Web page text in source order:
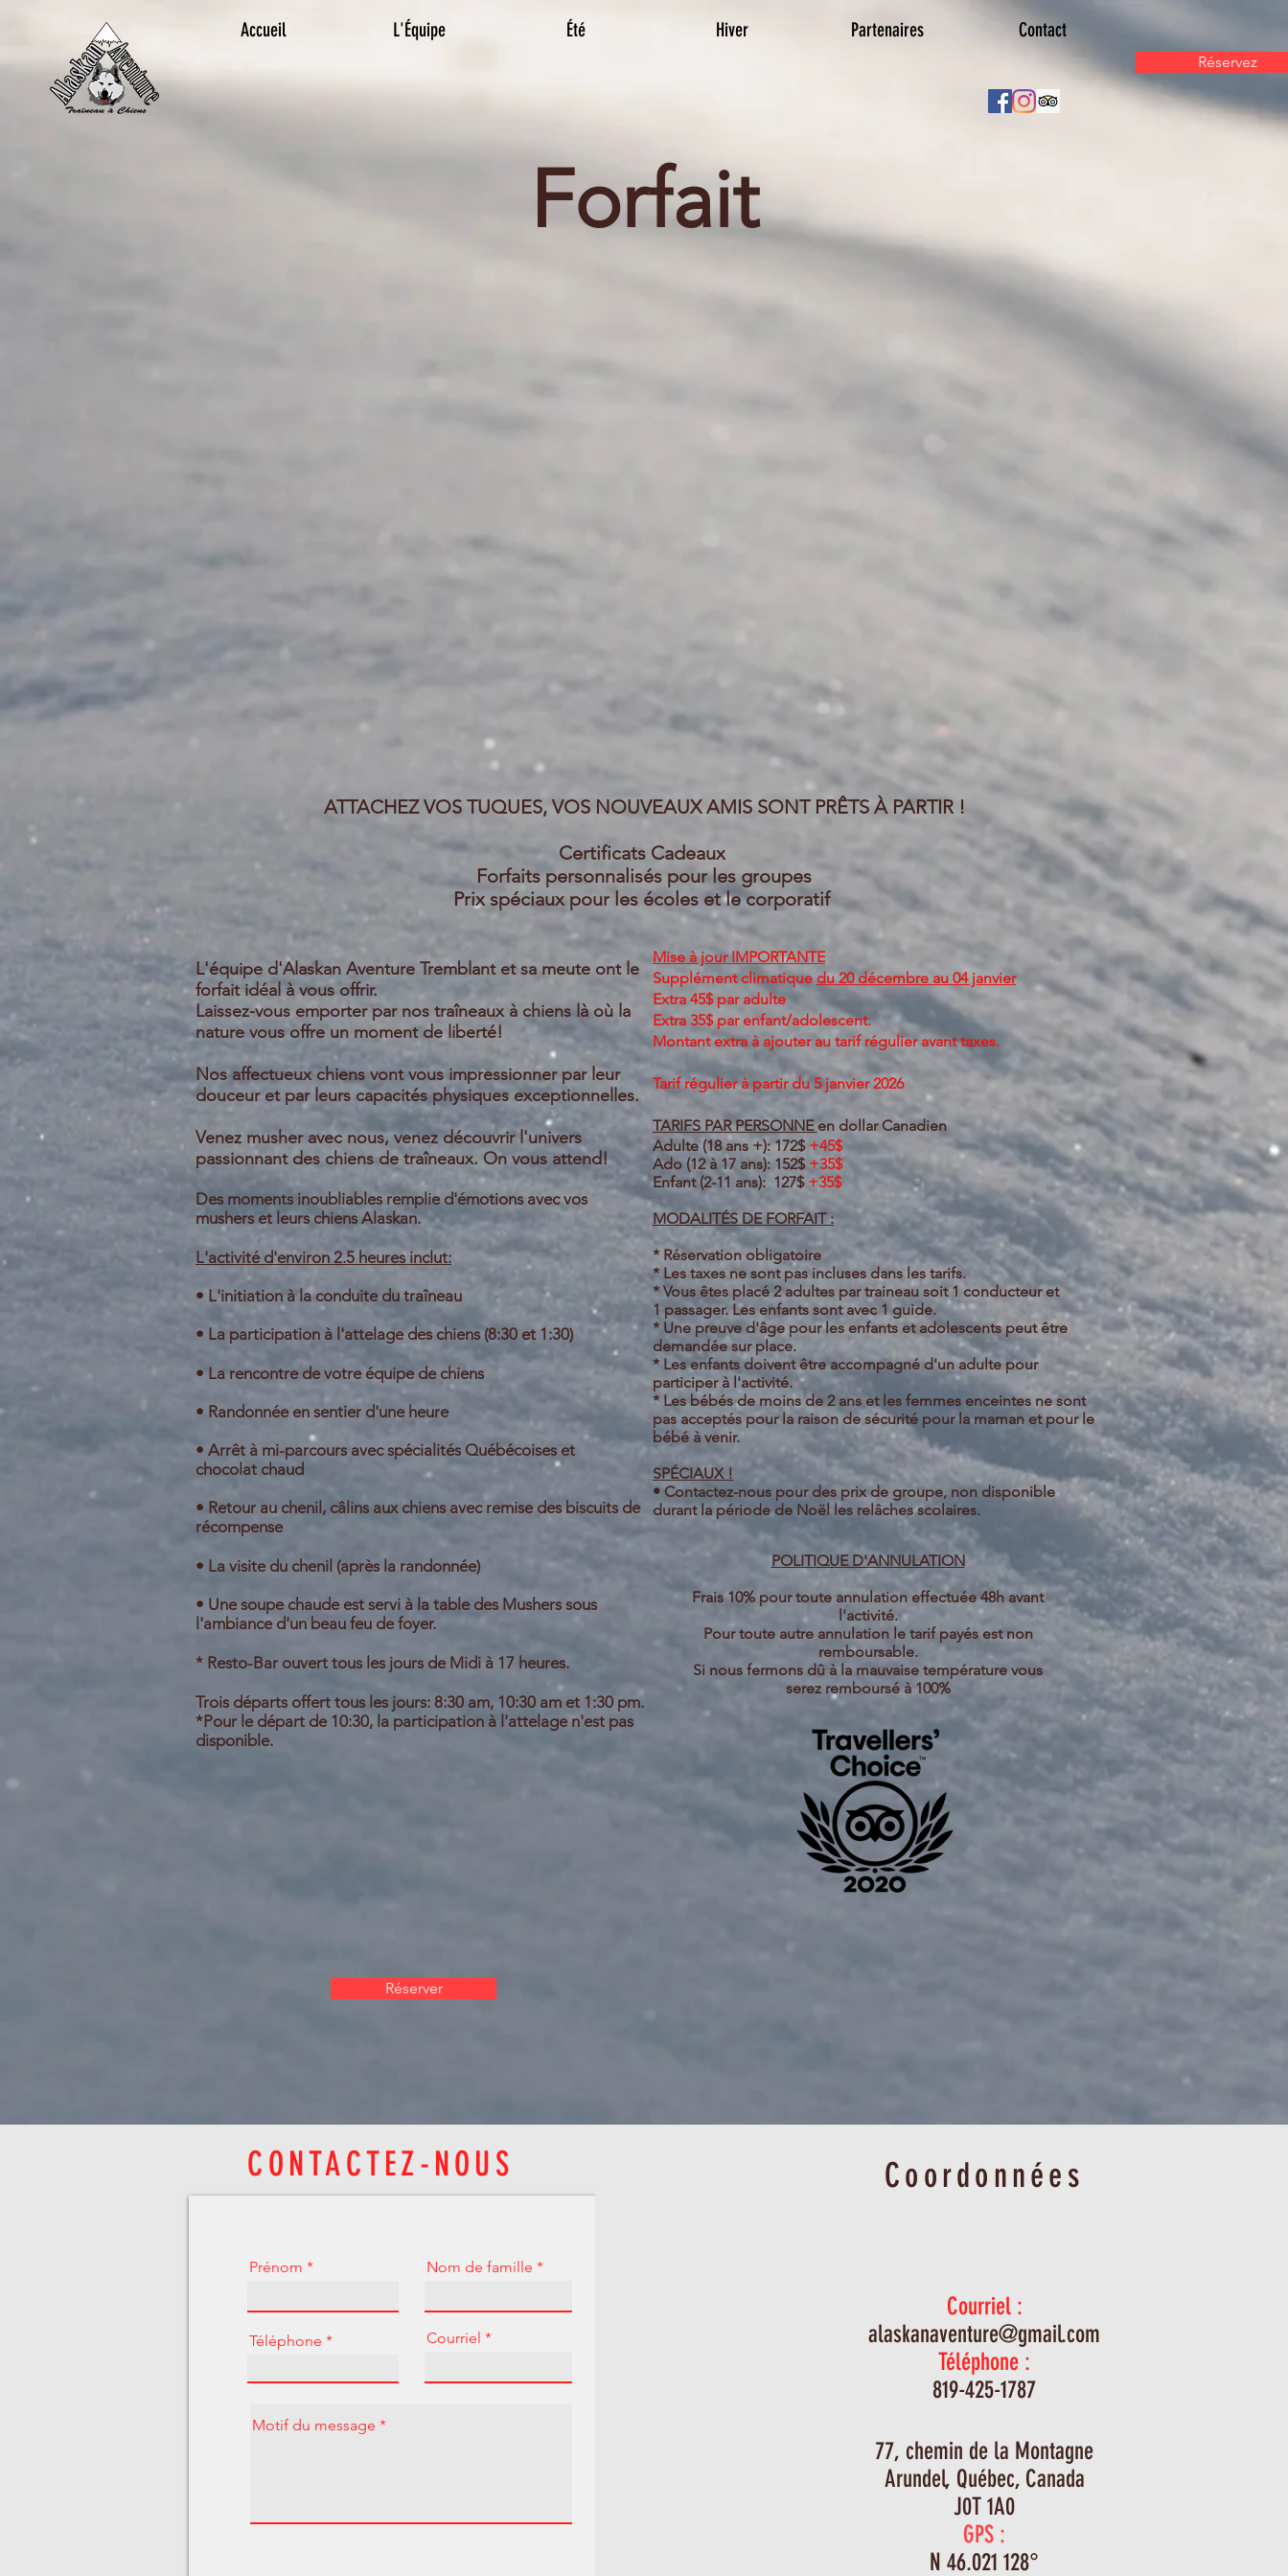
Accueil L'Équipe Été Hiver Partenaires Contact
Réservez
Forfait
ATTACHEZ VOS TUQUES, VOS NOUVEAUX AMIS SONT PRÊTS À PARTIR !
Certificats Cadeaux
Forfaits personnalisés pour les groupes
Prix spéciaux pour les écoles et le corporatif
L'équipe d'Alaskan Aventure Tremblant et sa meute ont le
forfait idéal à vous offrir.
Laissez-vous emporter par nos traîneaux à chiens là où la
nature vous offre un moment de liberté!
Nos affectueux chiens vont vous impressionner par leur
douceur et par leurs capacités physiques exceptionnelles.
Venez musher avec nous, venez découvrir l'univers
passionnant des chiens de traîneaux. On vous attend!
Des moments inoubliables remplie d'émotions avec vos
mushers et leurs chiens Alaskan.
L'activité d'environ 2.5 heures inclut:
• L'initiation à la conduite du traîneau
• La participation à l'attelage des chiens (8:30 et 1:30)
• La rencontre de votre équipe de chiens
• Randonnée en sentier d'une heure
• Arrêt à mi-parcours avecspécialités Québécoises et
chocolat chaud
• Retour au chenil, câlins aux chiens avec remise des biscuits de
récompense
• La visite du chenil (après la randonnée)
• Une soupe chaude est servi à la table des Mushers sous
l'ambiance d'un beau feu de foyer.
* Resto-Bar ouvert tous les jours de Midi à 17 heures.
Trois départs offert tous les jours: 8:30 am, 10:30 am et 1:30 pm.
*Pour le départ de 10:30, la participation à l'attelage n'est pas
disponible.
POLITIQUE D'ANNULATION
Frais 10% pour toute annulation effectuée 48h avant
l'activité.
Pour toute autre annulation le tarif payés est non
remboursable.
Si nous fermons dû à la mauvaise température vous
serez remboursé à 100%
Mise à jour IMPORTANTE
Supplément climatique du 20 décembre au 04 janvier
Extra 45$ par adulte
Extra 35$ par enfant/adolescent.
Montant extra à ajouter au tarif régulier avant taxes.
Tarif régulier à partir du 5 janvier 2026
TARIFS PAR PERSONNEen dollar Canadien
Adulte (18 ans +): 172$ +45$
Ado (12 à 17 ans): 152$ +35$
Enfant (2-11 ans): 127$ +35$
MODALITÉS DE FORFAIT :
* Réservation obligatoire
* Les taxes ne sont pas incluses dans les tarifs.
* Vous êtes placé 2 adultes par traineau soit 1 conducteur et
1 passager. Les enfants sont avec 1 guide.
* Une preuve d'âge pour les enfants et adolescents peut être
demandée sur place.
* Les enfants doivent être accompagné d'un adulte pour
participer à l'activité.
* Les bébés de moins de 2 ans et les femmes enceintes ne sont
pas acceptés pour la raison de sécurité pour la maman et pour le
bébé à venir.
SPÉCIAUX !
• Contactez-nous pour des prix de groupe, non disponible
durant la période de Noël les relâches scolaires.
Réserver
CONTACTEZ-NOUS
Prénom Nom de famille
Téléphone Courriel
Coordonnées
Courriel :
alaskanaventure@gmail.com
Téléphone :
819-425-1787
77, chemin de la Montagne
Arundel, Québec, Canada
J0T 1A0
GPS :
N 46.021 128°